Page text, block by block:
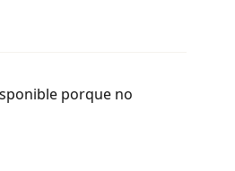
porque no